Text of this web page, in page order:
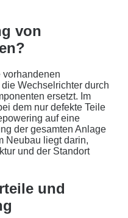
0 Euro
kWp Leistung
von
0 %
unser
erhalten
von
vorhandenen
Wechselrichter durch
ersetzt. Im
dem nur defekte Teile
auf eine
der gesamten Anlage
Neubau liegt darin,
und der Standort
und